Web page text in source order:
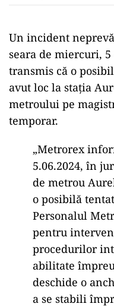
Un incident
seara de miercuri,
transmis că o
avut loc la stația
metroului pe
temporar.
„Metrorex
5.06.2024, în
de metrou
o posibilă
Personalul
pentru
procedurilor
abilitate
deschide o
a se stabili